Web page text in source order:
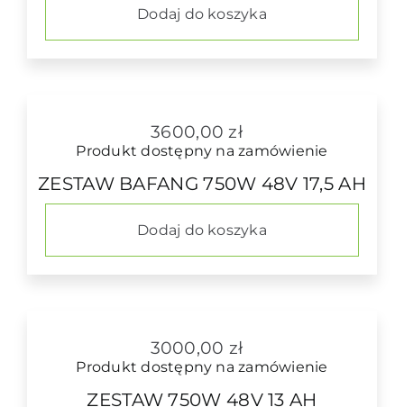
Dodaj do koszyka
3600,00zł
Produkt dostępny na zamówienie
ZESTAW BAFANG 750W 48V 17,5 AH
Dodaj do koszyka
3000,00 zł
Produkt dostępny na zamówienie
ZESTAW 750W 48V 13 AH